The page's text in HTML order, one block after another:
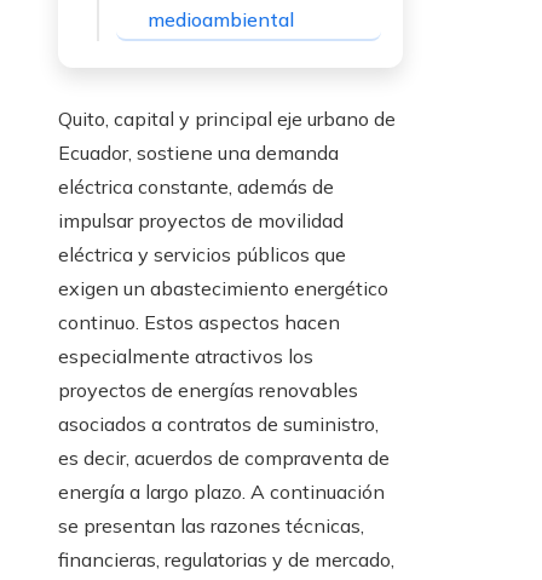
medioambiental
Quito, capital y principal eje urbano de
Ecuador, sostiene una demanda
eléctrica constante, además de
impulsar proyectos de movilidad
eléctrica y servicios públicos que
exigen un abastecimiento energético
continuo. Estos aspectos hacen
especialmente atractivos los
proyectos de energías renovables
asociados a contratos de suministro,
es decir, acuerdos de compraventa de
energía a largo plazo. A continuación
se presentan las razones técnicas,
financieras, regulatorias y de mercado,